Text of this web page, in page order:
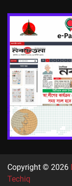
Copyright © 2026
Techiq